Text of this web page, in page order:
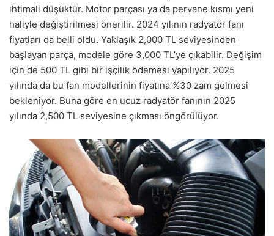
ihtimali düşüktür. Motor parçası ya da pervane kısmı yeni
haliyle değiştirilmesi önerilir. 2024 yılının radyatör fanı
fiyatları da belli oldu. Yaklaşık 2,000 TL seviyesinden
başlayan parça, modele göre 3,000 TL’ye çıkabilir. Değişim
için de 500 TL gibi bir işçilik ödemesi yapılıyor. 2025
yılında da bu fan modellerinin fiyatına %30 zam gelmesi
bekleniyor. Buna göre en ucuz radyatör fanının 2025
yılında 2,500 TL seviyesine çıkması öngörülüyor.